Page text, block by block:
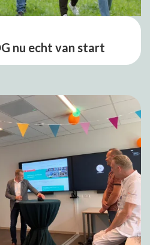
nu echt van start